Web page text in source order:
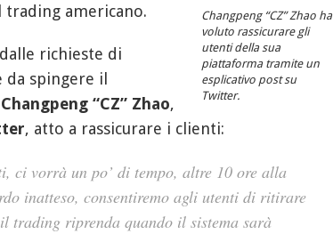
Changpeng “CZ” Zhao ha
voluto rassicurare gli
utenti della sua
piattaforma tramite un
esplicativo post su
Twitter.
americano.
richieste di
spingere il
Changpeng “CZ” Zhao,
, atto a rassicurare i clienti:
ci vorrà un po’ di tempo, altre 10 ore alla
inatteso, consentiremo agli utenti di ritirare
trading riprenda quando il sistema sarà